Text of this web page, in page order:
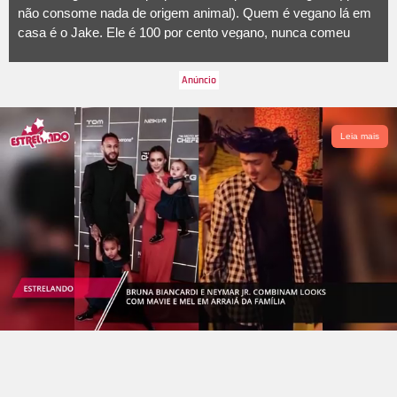
não consome nada de origem animal). Quem é vegano lá em
casa é o Jake. Ele é 100 por cento vegano, nunca comeu
melhores momentos dessa família? O ESTRELANDO te
mostra!
Leia mais